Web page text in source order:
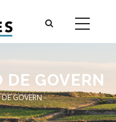
GOVERN
GOVERN-